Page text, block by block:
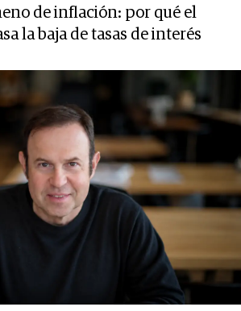
de inflación: por qué el
la baja de tasas de interés